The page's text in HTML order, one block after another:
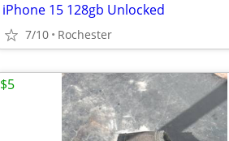
iPhone 15 128gb Unlocked
7/10 Rochester
$5